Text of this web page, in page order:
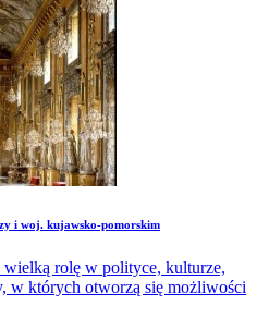
i woj. kujawsko-pomorskim
wielką rolę w polityce, kulturze,
w których otworzą się możliwości